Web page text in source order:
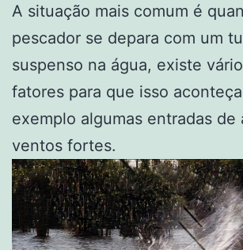
A situação mais comum é
pescador se depara com um
suspenso na água, existe
fatores para que isso
exemplo algumas entradas de
ventos fortes.